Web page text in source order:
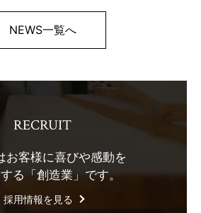
NEWS一覧へ
RECRUIT
お客様に喜びや感動を
る「創造業」です。
採用情報を見る